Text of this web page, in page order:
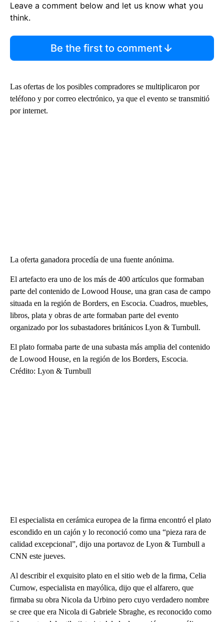
Leave a comment below and let us know what you
think.
Be the first to comment
Las ofertas de los posibles compradores se multiplicaron por
teléfono y por correo electrónico, ya que el evento se transmitió
por internet.
La oferta ganadora procedía de una fuente anónima.
El artefacto era uno de los más de 400 artículos que formaban
parte del contenido de Lowood House, una gran casa de campo
situada en la región de Borders, en Escocia. Cuadros, muebles,
libros, plata y obras de arte formaban parte del evento
organizado por los subastadores británicos Lyon & Turnbull.
El plato formaba parte de una subasta más amplia del contenido
de Lowood House, en la región de los Borders, Escocia.
Crédito: Lyon & Turnbull
El especialista en cerámica europea de la firma encontró el plato
escondido en un cajón y lo reconoció como una “pieza rara de
calidad excepcional”, dijo una portavoz de Lyon & Turnbull a
CNN este jueves.
Al describir el exquisito plato en el sitio web de la firma, Celia
Curnow, especialista en mayólica, dijo que el alfarero, que
firmaba su obra Nicola da Urbino pero cuyo verdadero nombre
se cree que era Nicola di Gabriele Sbraghe, es reconocido como